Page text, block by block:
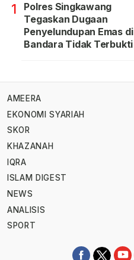
1
Polres Singkawang
Tegaskan Dugaan
Penyelundupan Emas di
Bandara Tidak Terbukti
AMEERA
EKONOMI SYARIAH
SKOR
KHAZANAH
IQRA
ISLAM DIGEST
NEWS
ANALISIS
SPORT